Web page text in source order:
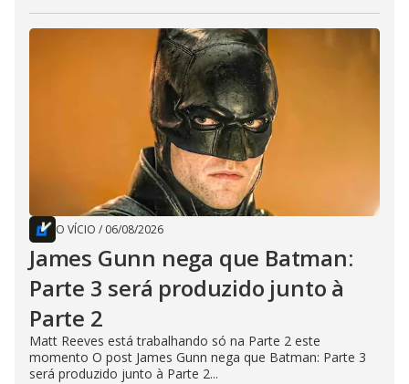
O VÍCIO / 06/08/2026
James Gunn nega que Batman:
Parte 3 será produzido junto à
Parte 2
Matt Reeves está trabalhando só na Parte 2 este
momento O post James Gunn nega que Batman: Parte 3
será produzido junto à Parte 2...